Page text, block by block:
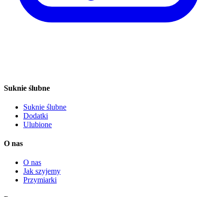
Suknie ślubne
Suknie ślubne
Dodatki
Ulubione
O nas
O nas
Jak szyjemy
Przymiarki